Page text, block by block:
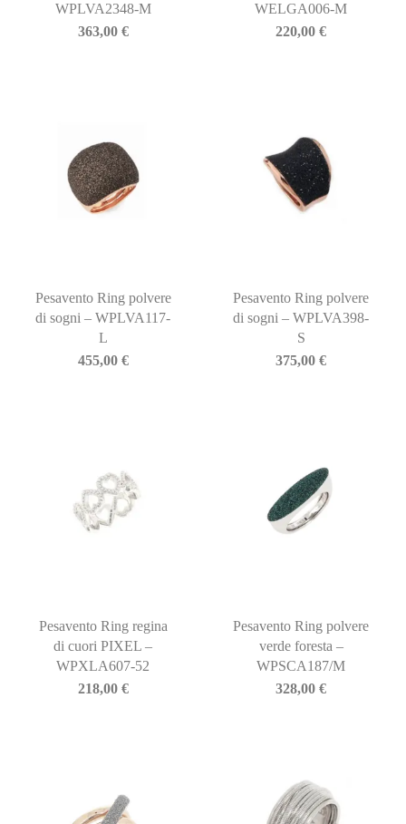
WPLVA2348-M
363,00 €
WELGA006-M
220,00€
Pesavento Ring polvere
di sogni – WPLVA117-
L
455,00 €
Pesavento Ring polvere
di sogni – WPLVA398-
S
375,00€
Pesavento Ring regina
di cuori PIXEL –
WPXLA607-52
218,00 €
Pesavento Ring polvere
verde foresta –
WPSCA187/M
328,00€